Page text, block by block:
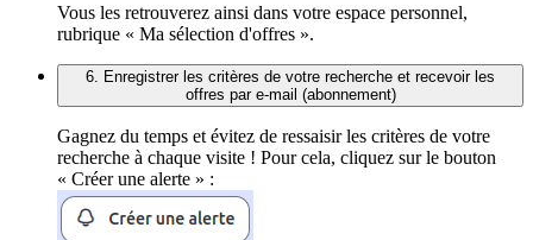
Vous les retrouverez ainsi dans votre espace personnel,
rubrique « Ma sélection d'offres ».
6. Enregistrer les critères de votre recherche et recevoir les
offres par e-mail (abonnement)
Gagnez du temps et évitez de ressaisir les critères de votre
recherche à chaque visite ! Pour cela, cliquez sur le bouton
« Créer une alerte » :